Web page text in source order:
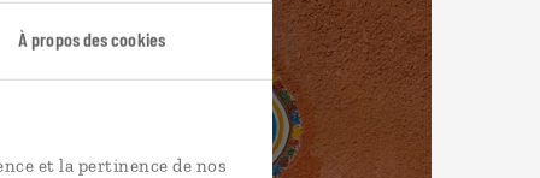
À propos des cookies
et la pertinence de nos